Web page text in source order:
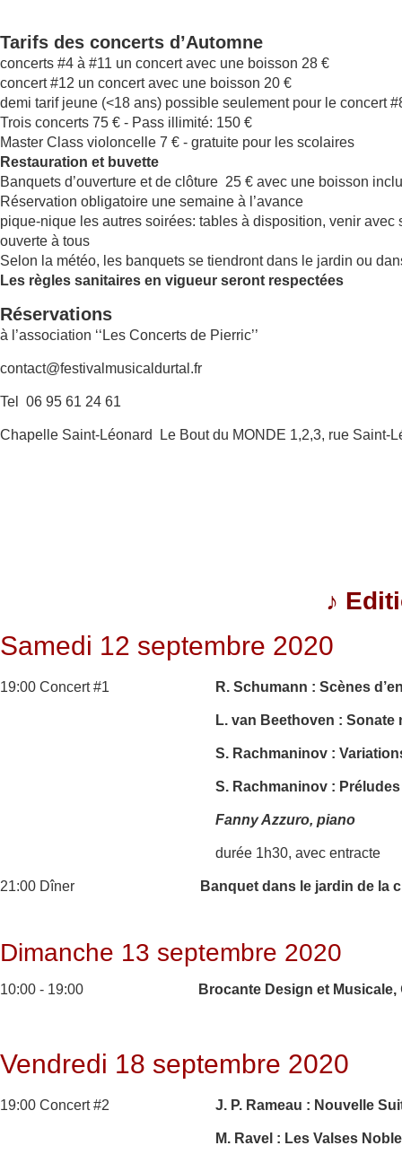
Tarifs des concerts d’Automne
concerts #4 à #11 un concert avec une boisson 28 €
concert #12 un concert avec une boisson 20 €
demi tarif jeune (<18 ans) possible seulement pour le concert
Trois concerts 75 € - Pass illimité: 150 €
Master Class violoncelle 7 € - gratuite pour les scolaires
Restauration et buvette
Banquets d’ouverture et de clôture 25 € avec une boisson
Réservation obligatoire une semaine à l’avance
pique-nique les autres soirées: tables à disposition, venir
ouverte à tous
Selon la météo, les banquets se tiendront dans le jardin ou
Les règles sanitaires en vigueur seront respectées
Réservations
à l’association ‘‘Les Concerts de Pierric’’
contact@festivalmusicaldurtal.fr
Tel 06 95 61 24 61
Chapelle Saint-Léonard Le Bout du MONDE 1,2,3, rue Saint-
♪
Samedi 12 septembre 2020
19:00 Concert #1 R. Schumann : Scènes
L. van Beethoven : Sonate
S. Rachmaninov :
S. Rachmaninov :
Fanny Azzuro, piano
durée 1h30, avec entracte
21:00 Dîner Banquet dans le jardin de la
Dimanche 13 septembre 2020
10:00 - 19:00 Brocante Design et Musicale,
Vendredi 18 septembre 2020
19:00 Concert #2 J. P. Rameau : Nouvelle
M. Ravel : Les Valses